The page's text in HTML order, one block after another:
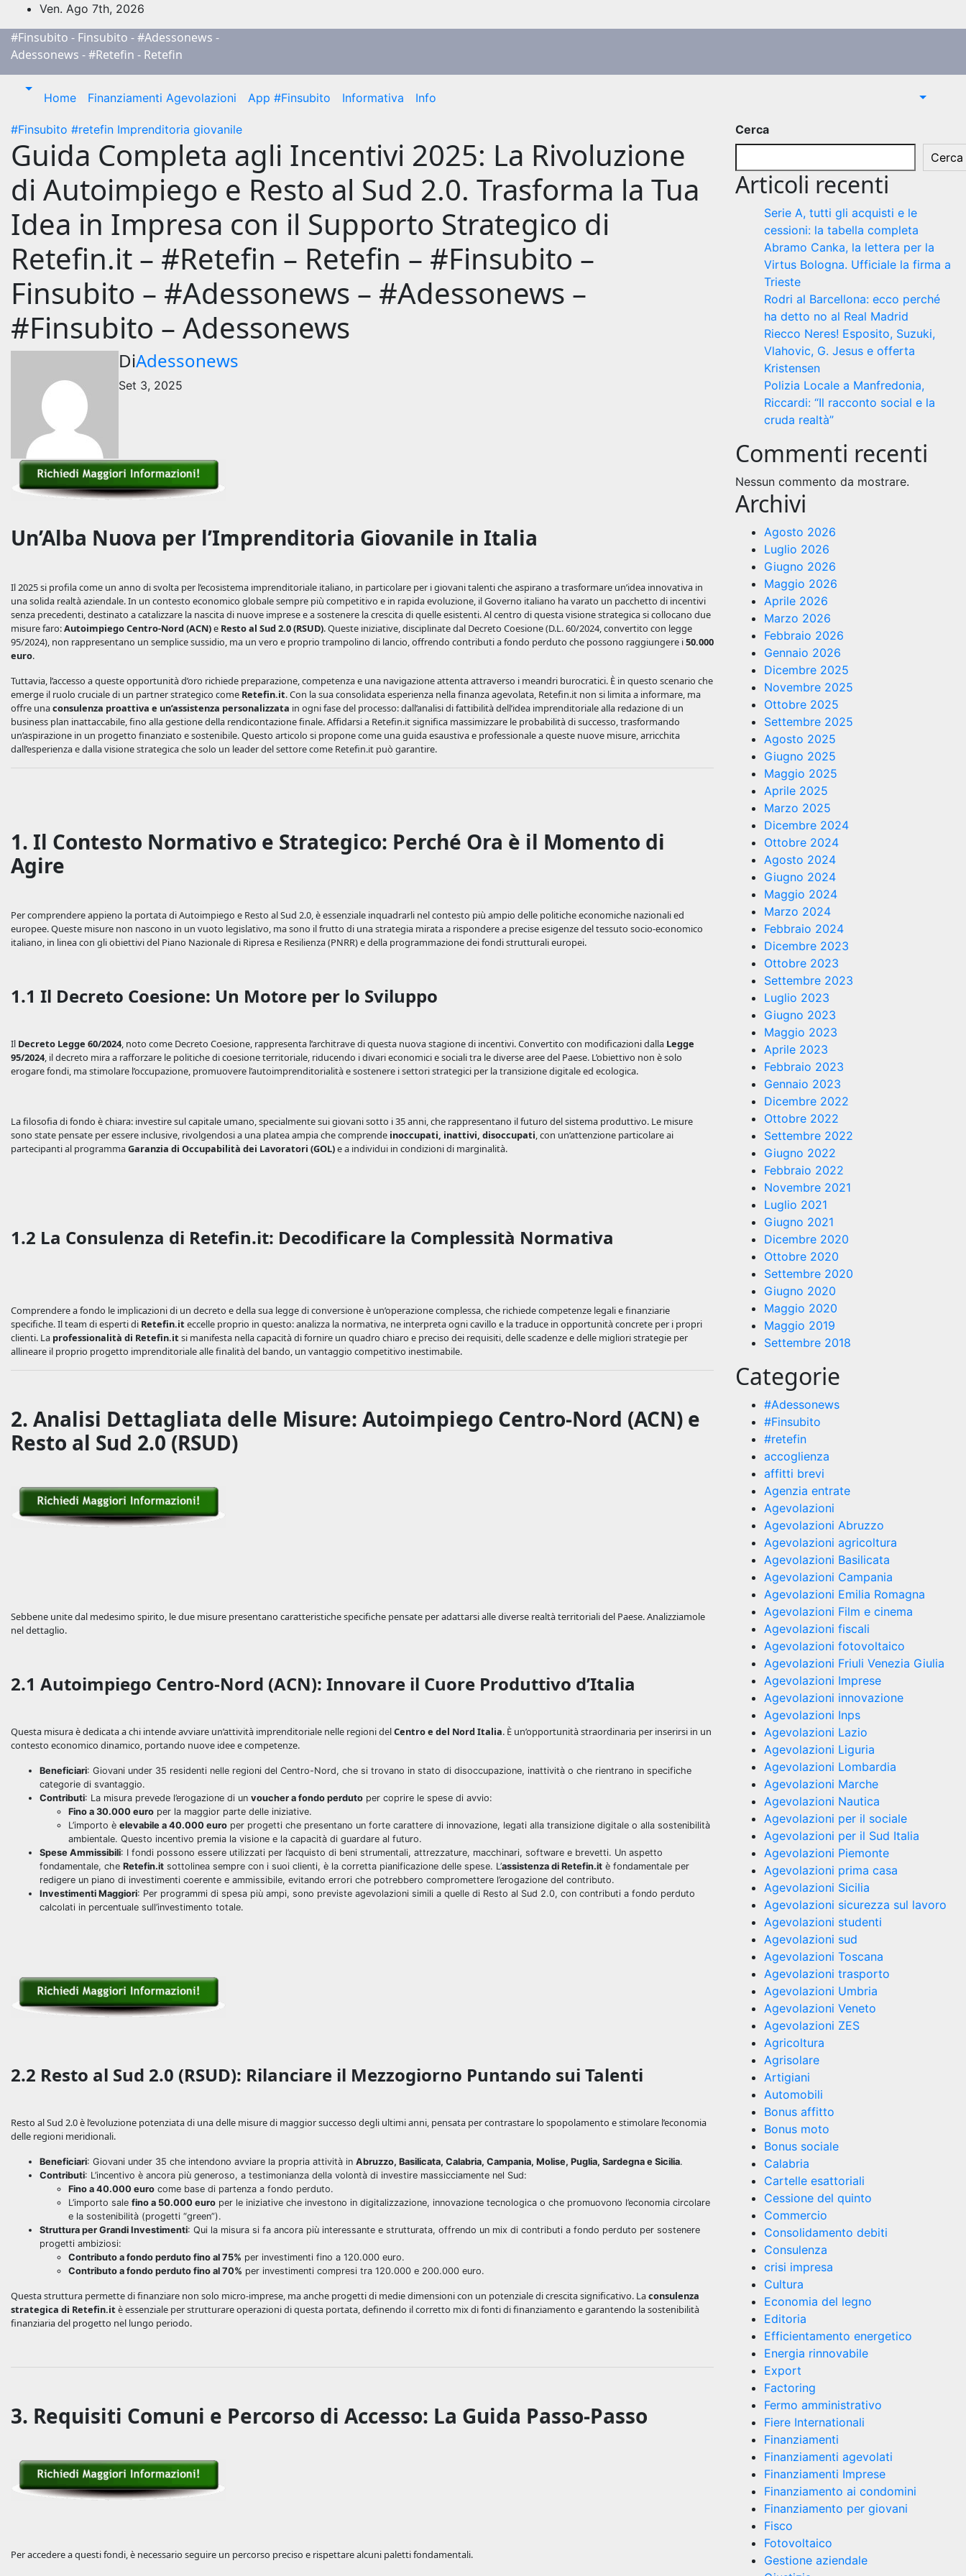
al
contenuto
Ven. Ago 7th, 2026
#Finsubito - Finsubito - #Adessonews -
Adessonews - #Retefin - Retefin
Home Finanziamenti Agevolazioni App #Finsubito Informativa Info
#Finsubito #retefin Imprenditoria giovanile
Guida Completa agli Incentivi 2025: La Rivoluzione
di Autoimpiego e Resto al Sud 2.0. Trasforma la Tua
Idea in Impresa con il Supporto Strategico di
Retefin.it – #Retefin – Retefin – #Finsubito –
Finsubito – #Adessonews – #Adessonews –
#Finsubito – Adessonews
DiAdessonews
Set 3, 2025
Un’Alba Nuova per l’Imprenditoria Giovanile in Italia
Il 2025 si profila come un anno di svolta per l’ecosistema imprenditoriale italiano, in particolare per i giovani talenti che aspirano a trasformare un’idea innovativa in
una solida realtà aziendale. In un contesto economico globale sempre più competitivo e in rapida evoluzione, il Governo italiano ha varato un pacchetto di incentivi
senza precedenti, destinato a catalizzare la nascita di nuove imprese e a sostenere la crescita di quelle esistenti. Al centro di questa visione strategica si collocano due
misure faro:Autoimpiego Centro-Nord (ACN)e Resto al Sud 2.0 (RSUD). Queste iniziative, disciplinate dal Decreto Coesione (D.L. 60/2024, convertito con legge
95/2024), non rappresentano un semplice sussidio, ma un vero e proprio trampolino di lancio, offrendo contributi a fondo perduto che possono raggiungere i50.000
euro.
Tuttavia, l’accesso a queste opportunità d’oro richiede preparazione, competenza e una navigazione attenta attraverso i meandri burocratici. È in questo scenario che
emerge il ruolo cruciale di un partner strategico come Retefin.it. Con la sua consolidata esperienza nella finanza agevolata, Retefin.it non si limita a informare, ma
offre unaconsulenza proattiva e un’assistenza personalizzata in ogni fase del processo: dall’analisi di fattibilità dell’idea imprenditoriale alla redazione di un
business plan inattaccabile, fino alla gestione della rendicontazione finale. Affidarsi a Retefin.it significa massimizzare le probabilità di successo, trasformando
un’aspirazione in un progetto finanziato e sostenibile. Questo articolo si propone come una guida esaustiva e professionale a queste nuove misure, arricchita
dall’esperienza e dalla visione strategica che solo un leader del settore come Retefin.it può garantire.
1. Il Contesto Normativo e Strategico: Perché Ora è il Momento di
Agire
Per comprendere appieno la portata di Autoimpiego e Resto al Sud 2.0, è essenziale inquadrarli nel contesto più ampio delle politiche economiche nazionali ed
europee. Queste misure non nascono in un vuoto legislativo, ma sono il frutto di una strategia mirata a rispondere a precise esigenze del tessuto socio-economico
italiano, in linea con gli obiettivi del Piano Nazionale di Ripresa e Resilienza (PNRR) e della programmazione dei fondi strutturali europei.
1.1 Il Decreto Coesione: Un Motore per lo Sviluppo
Il Decreto Legge 60/2024, noto come Decreto Coesione, rappresenta l’architrave di questa nuova stagione di incentivi. Convertito con modificazioni dalla Legge
95/2024, il decreto mira a rafforzare le politiche di coesione territoriale, riducendo i divari economici e sociali tra le diverse aree del Paese. L’obiettivo non è solo
erogare fondi, ma stimolare l’occupazione, promuovere l’autoimprenditorialità e sostenere i settori strategici per la transizione digitale ed ecologica.
La filosofia di fondo è chiara: investire sul capitale umano, specialmente sui giovani sotto i 35 anni, che rappresentano il futuro del sistema produttivo. Le misure
sono state pensate per essere inclusive, rivolgendosi a una platea ampia che comprende inoccupati, inattivi, disoccupati, con un’attenzione particolare ai
partecipanti al programmaGaranzia di Occupabilità dei Lavoratori (GOL)e a individui in condizioni di marginalità.
1.2 La Consulenza di Retefin.it: Decodificare la Complessità Normativa
Comprendere a fondo le implicazioni di un decreto e della sua legge di conversione è un’operazione complessa, che richiede competenze legali e finanziarie
specifiche. Il team di esperti di Retefin.it eccelle proprio in questo: analizza la normativa, ne interpreta ogni cavillo e la traduce in opportunità concrete per i propri
clienti. La professionalità di Retefin.it si manifesta nella capacità di fornire un quadro chiaro e preciso dei requisiti, delle scadenze e delle migliori strategie per
allineare il proprio progetto imprenditoriale alle finalità del bando, un vantaggio competitivo inestimabile.
2. Analisi Dettagliata delle Misure: Autoimpiego Centro-Nord (ACN) e
Resto al Sud 2.0 (RSUD)
Sebbene unite dal medesimo spirito, le due misure presentano caratteristiche specifiche pensate per adattarsi alle diverse realtà territoriali del Paese. Analizziamole
nel dettaglio.
2.1 Autoimpiego Centro-Nord (ACN): Innovare il Cuore Produttivo d’Italia
Questa misura è dedicata a chi intende avviare un’attività imprenditoriale nelle regioni delCentro e del Nord Italia. È un’opportunità straordinaria per inserirsi in un
contesto economico dinamico, portando nuove idee e competenze.
Beneficiari: Giovani under 35 residenti nelle regioni del Centro-Nord, che si trovano in stato di disoccupazione, inattività o che rientrano in specifiche
categorie di svantaggio.
Contributi: La misura prevede l’erogazione di un voucher a fondo perduto per coprire le spese di avvio:
Fino a 30.000 euro per la maggior parte delle iniziative.
L’importo è elevabile a 40.000 euro per progetti che presentano un forte carattere di innovazione, legati alla transizione digitale o alla sostenibilità
ambientale. Questo incentivo premia la visione e la capacità di guardare al futuro.
Spese Ammissibili: I fondi possono essere utilizzati per l’acquisto di beni strumentali, attrezzature, macchinari, software e brevetti. Un aspetto
fondamentale, che Retefin.it sottolinea sempre con i suoi clienti, è la corretta pianificazione delle spese. L’assistenza di Retefin.it è fondamentale per
redigere un piano di investimenti coerente e ammissibile, evitando errori che potrebbero compromettere l’erogazione del contributo.
Investimenti Maggiori: Per programmi di spesa più ampi, sono previste agevolazioni simili a quelle di Resto al Sud 2.0, con contributi a fondo perduto
calcolati in percentuale sull’investimento totale.
2.2 Resto al Sud 2.0 (RSUD): Rilanciare il Mezzogiorno Puntando sui Talenti
Resto al Sud 2.0 è l’evoluzione potenziata di una delle misure di maggior successo degli ultimi anni, pensata per contrastare lo spopolamento e stimolare l’economia
delle regioni meridionali.
Beneficiari: Giovani under 35 che intendono avviare la propria attività in Abruzzo, Basilicata, Calabria, Campania, Molise, Puglia, Sardegna e Sicilia.
Contributi: L’incentivo è ancora più generoso, a testimonianza della volontà di investire massicciamente nel Sud:
Fino a 40.000 euro come base di partenza a fondo perduto.
L’importo sale fino a 50.000 euro per le iniziative che investono in digitalizzazione, innovazione tecnologica o che promuovono l’economia circolare
e la sostenibilità (progetti “green”).
Struttura per Grandi Investimenti: Qui la misura si fa ancora più interessante e strutturata, offrendo un mix di contributi a fondo perduto per sostenere
progetti ambiziosi:
Contributo a fondo perduto fino al 75% per investimenti fino a 120.000 euro.
Contributo a fondo perduto fino al 70% per investimenti compresi tra 120.000 e 200.000 euro.
Questa struttura permette di finanziare non solo micro-imprese, ma anche progetti di medie dimensioni con un potenziale di crescita significativo. Laconsulenza
strategica di Retefin.it è essenziale per strutturare operazioni di questa portata, definendo il corretto mix di fonti di finanziamento e garantendo la sostenibilità
finanziaria del progetto nel lungo periodo.
3. Requisiti Comuni e Percorso di Accesso: La Guida Passo-Passo
Per accedere a questi fondi, è necessario seguire un percorso preciso e rispettare alcuni paletti fondamentali.
Cerca
Cerca
Articoli recenti
Serie A, tutti gli acquisti e le
cessioni: la tabella completa
Abramo Canka, la lettera per la
Virtus Bologna. Ufficiale la firma a
Trieste
Rodri al Barcellona: ecco perché
ha detto no al Real Madrid
Riecco Neres! Esposito, Suzuki,
Vlahovic, G. Jesus e offerta
Kristensen
Polizia Locale a Manfredonia,
Riccardi: “Il racconto social e la
cruda realtà”
Commenti recenti
Nessun commento da mostrare.
Archivi
Agosto 2026
Luglio 2026
Giugno 2026
Maggio 2026
Aprile 2026
Marzo 2026
Febbraio 2026
Gennaio 2026
Dicembre 2025
Novembre 2025
Ottobre 2025
Settembre 2025
Agosto 2025
Giugno 2025
Maggio 2025
Aprile 2025
Marzo 2025
Dicembre 2024
Ottobre 2024
Agosto 2024
Giugno 2024
Maggio 2024
Marzo 2024
Febbraio 2024
Dicembre 2023
Ottobre 2023
Settembre 2023
Luglio 2023
Giugno 2023
Maggio 2023
Aprile 2023
Febbraio 2023
Gennaio 2023
Dicembre 2022
Ottobre 2022
Settembre 2022
Giugno 2022
Febbraio 2022
Novembre 2021
Luglio 2021
Giugno 2021
Dicembre 2020
Ottobre 2020
Settembre 2020
Giugno 2020
Maggio 2020
Maggio 2019
Settembre 2018
Categorie
#Adessonews
#Finsubito
#retefin
accoglienza
affitti brevi
Agenzia entrate
Agevolazioni
Agevolazioni Abruzzo
Agevolazioni agricoltura
Agevolazioni Basilicata
Agevolazioni Campania
Agevolazioni Emilia Romagna
Agevolazioni Film e cinema
Agevolazioni fiscali
Agevolazioni fotovoltaico
Agevolazioni Friuli Venezia Giulia
Agevolazioni Imprese
Agevolazioni innovazione
Agevolazioni Inps
Agevolazioni Lazio
Agevolazioni Liguria
Agevolazioni Lombardia
Agevolazioni Marche
Agevolazioni Nautica
Agevolazioni per il sociale
Agevolazioni per il Sud Italia
Agevolazioni Piemonte
Agevolazioni prima casa
Agevolazioni Sicilia
Agevolazioni sicurezza sul lavoro
Agevolazioni studenti
Agevolazioni sud
Agevolazioni Toscana
Agevolazioni trasporto
Agevolazioni Umbria
Agevolazioni Veneto
Agevolazioni ZES
Agricoltura
Agrisolare
Artigiani
Automobili
Bonus affitto
Bonus moto
Bonus sociale
Calabria
Cartelle esattoriali
Cessione del quinto
Commercio
Consolidamento debiti
Consulenza
crisi impresa
Cultura
Economia del legno
Editoria
Efficientamento energetico
Energia rinnovabile
Export
Factoring
Fermo amministrativo
Fiere Internationali
Finanziamenti
Finanziamenti agevolati
Finanziamenti Imprese
Finanziamento ai condomini
Finanziamento per giovani
Fisco
Fotovoltaico
Gestione aziendale